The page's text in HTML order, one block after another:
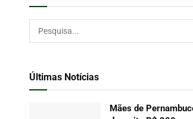
Últimas Notícias
Mães de